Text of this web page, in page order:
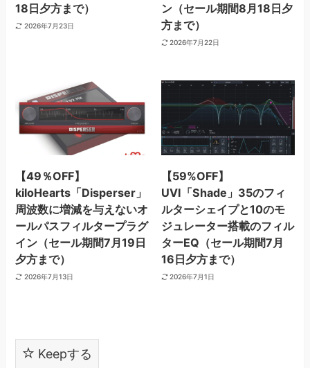
18日夕方まで）
2026年7月23日
ン（セール期間8月18日夕
方まで）
2026年7月22日
【49％OFF】
kiloHearts「Disperser」
周波数に増減を与えないオ
ールパスフィルタープラグ
イン（セール期間7月19日
夕方まで）
2026年7月13日
【59%OFF】
UVI「Shade」35のフィ
ルターシェイプと10のモ
ジュレーター搭載のフィル
ターEQ（セール期間7月
16日夕方まで）
2026年7月1日
Keepする